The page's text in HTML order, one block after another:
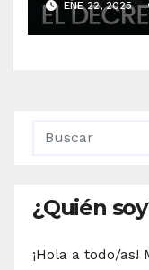
como
utilizada
ENE 22, 2025
¿Quién
¡Hola a todo/as!